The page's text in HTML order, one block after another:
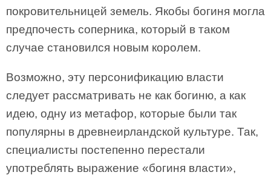
покровительницей земель. Якобы богиня могла
предпочесть соперника, который в таком
случае становился новым королем.
Возможно, эту персонификацию власти
следует рассматривать не как богиню, а как
идею, одну из метафор, которые были так
популярны в древнеирландской культуре. Так,
специалисты постепенно перестали
употреблять выражение «богиня власти»,